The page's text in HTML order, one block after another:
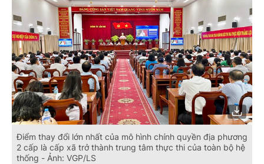
Điểm thay đổi lớn nhất của mô hình chính quyền địa phương
2 cấp là cấp xã trở thành trung tâm thực thi của toàn bộ hệ
thống - Ảnh: VGP/LS